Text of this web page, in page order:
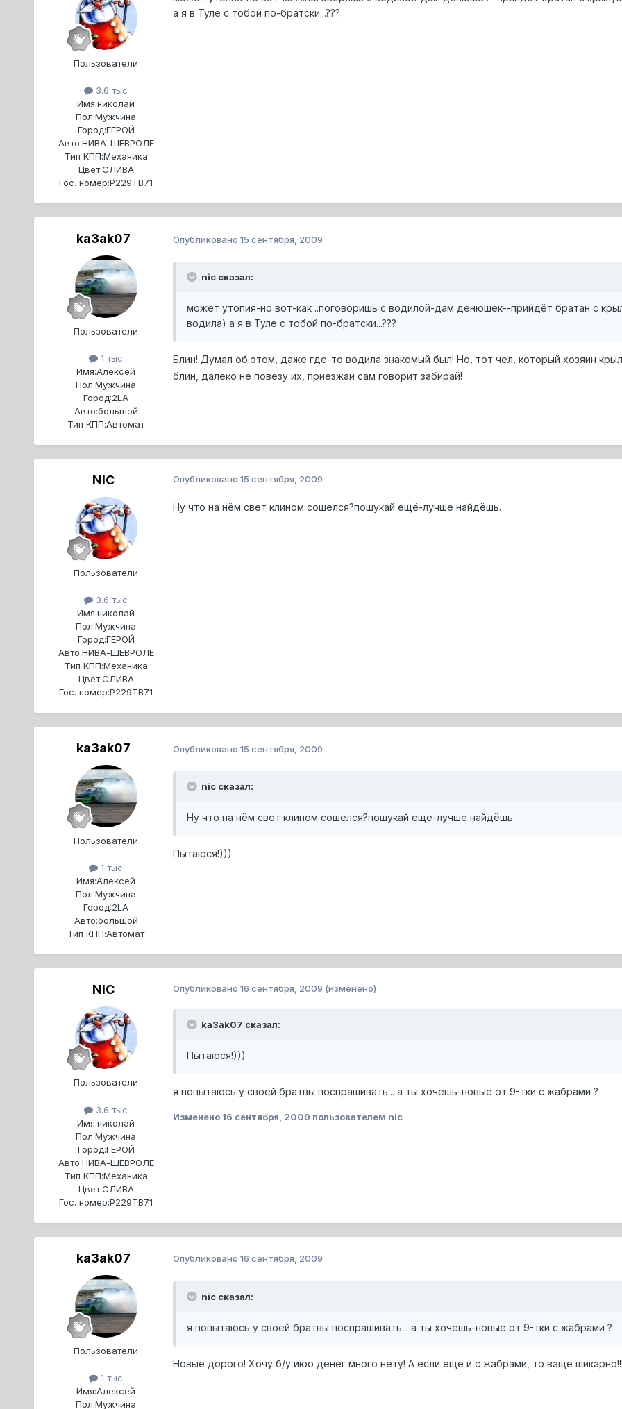
Пользователи
3.6 тыс
Имя:николай
Пол:Мужчина
Город:ГЕРОЙ
Авто:НИВА-ШЕВРОЛЕ
Тип КПП:Механика
Цвет:СЛИВА
Гос. номер:Р229ТВ71
а я в Туле с тобой по-братски...???
ka3ak07
Пользователи
1 тыс
Имя:Алексей
Пол:Мужчина
Город:2LA
Авто:большой
Тип КПП:Автомат
Опубликовано 15 сентября, 2009
nic сказал:
может утопия-но вот-как ..поговоришь с водилой-дам денюшек--прийдёт братан с
водила) а я в Туле с тобой по-братски...???
Блин! Думал об этом, даже где-то водила знакомый был! Но, тот чел, который хозяин
блин, далеко не повезу их, приезжай сам говорит забирай!
NIC
Пользователи
3.6 тыс
Имя:николай
Пол:Мужчина
Город:ГЕРОЙ
Авто:НИВА-ШЕВРОЛЕ
Тип КПП:Механика
Цвет:СЛИВА
Гос. номер:Р229ТВ71
Опубликовано 15 сентября, 2009
Ну что на нём свет клином сошелся?пошукай ещё-лучше найдёшь.
ka3ak07
Пользователи
1 тыс
Имя:Алексей
Пол:Мужчина
Город:2LA
Авто:большой
Тип КПП:Автомат
Опубликовано 15 сентября, 2009
nic сказал:
Ну что на нём свет клином сошелся?пошукай ещё-лучше найдёшь.
Пытаюся!)))
NIC
Пользователи
3.6 тыс
Имя:николай
Пол:Мужчина
Город:ГЕРОЙ
Авто:НИВА-ШЕВРОЛЕ
Тип КПП:Механика
Цвет:СЛИВА
Гос. номер:Р229ТВ71
Опубликовано 16 сентября, 2009 (изменено)
ka3ak07 сказал:
Пытаюся!)))
я попытаюсь у своей братвы поспрашивать... а ты хочешь-новые от 9-тки с жабрами ?
Изменено 16 сентября, 2009 пользователем nic
ka3ak07
Пользователи
1 тыс
Имя:Алексей
Пол:Мужчина
Опубликовано 16 сентября, 2009
nic сказал:
я попытаюсь у своей братвы поспрашивать... а ты хочешь-новые от 9-тки с жабрами ?
Новые дорого! Хочу б/у июо денег много нету! А если ещё и с жабрами, то ваще шикарно!!!